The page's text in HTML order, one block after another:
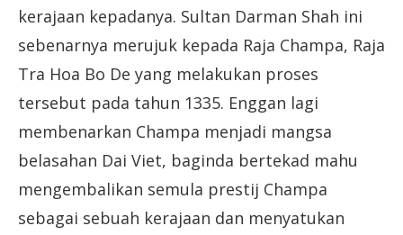
kerajaan kepadanya. Sultan Darman Shah ini
sebenarnya merujuk kepada Raja Champa, Raja
Tra Hoa Bo De yang melakukan proses
tersebut pada tahun 1335. Enggan lagi
membenarkan Champa menjadi mangsa
belasahan Dai Viet, baginda bertekad mahu
mengembalikan semula prestij Champa
sebagai sebuah kerajaan dan menyatukan